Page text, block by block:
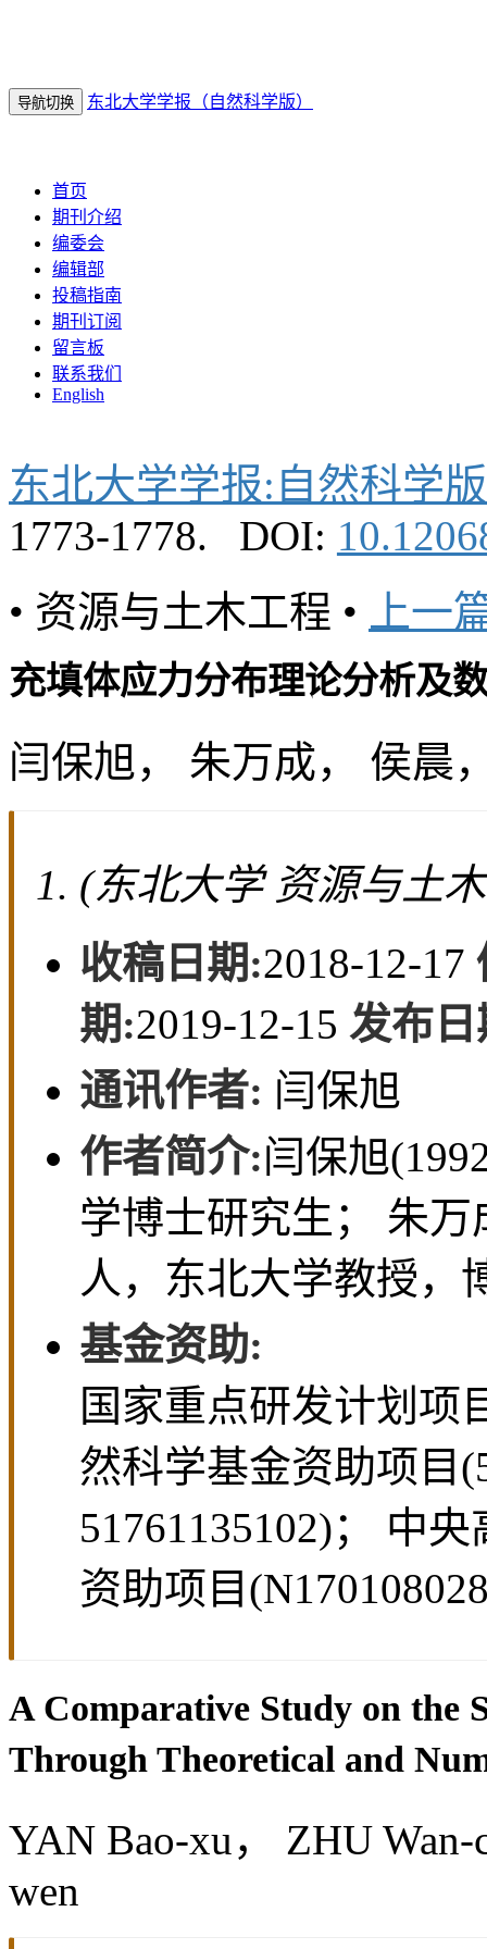
导航切换 东北大学学报（自然科学版）
日 星期日
首页
期刊介绍
编委会
编辑部
投稿指南
期刊订阅
留言板
联系我们
English
东北大学学报:自然科学版
1773-1778.
DOI:
• 资源与土木工程 • 上一
充填体应力分布理论分析及
闫保旭， 朱万成， 侯
(东北大学 资源与土
收稿日期:
期:2019-12-15发布
通讯作者:闫保旭
作者简介:闫保旭
学博士研究生； 朱
基金资助:
国家重点研发计划项
然科学基金资助项目